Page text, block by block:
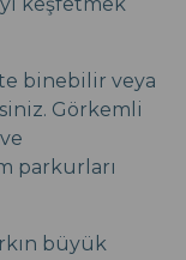
binebilir veya
Görkemli
parkurları
büyük